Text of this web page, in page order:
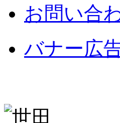
お問い合
バナー広